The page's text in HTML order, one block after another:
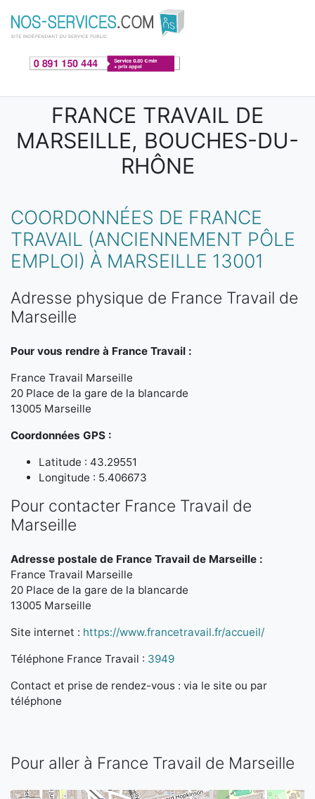
Aller au contenu principal
FRANCE TRAVAIL DE
MARSEILLE, BOUCHES-DU-
RHÔNE
COORDONNÉES DE FRANCE
TRAVAIL (ANCIENNEMENT PÔLE
EMPLOI) À MARSEILLE 13001
Adresse physique de France Travail de
Marseille
Pour vous rendre à France Travail :
France Travail Marseille
20 Place de la gare de la blancarde
13005 Marseille
Coordonnées GPS :
Latitude : 43.29551
Longitude : 5.406673
Pour contacter France Travail de
Marseille
Adresse postale de France Travail de Marseille :
France Travail Marseille
20 Place de la gare de la blancarde
13005 Marseille
Site internet : https://www.francetravail.fr/accueil/
Téléphone France Travail : 3949
Contact et prise de rendez-vous : via le site ou par
téléphone
Pour aller à France Travail de Marseille